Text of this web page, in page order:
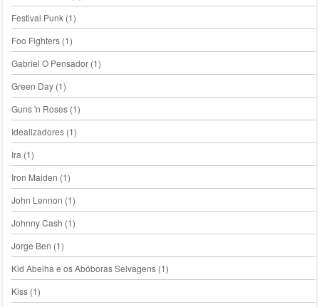
Festival Punk(1)
Foo Fighters(1)
Gabriel O Pensador(1)
Green Day(1)
Guns 'n Roses(1)
Idealizadores(1)
Ira (1)
Iron Maiden (1)
John Lennon (1)
Johnny Cash (1)
Jorge Ben (1)
Kid Abelha e os Abóboras Selvagens(1)
Kiss(1)